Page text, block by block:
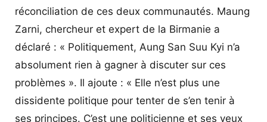
réconciliation de ces deux communautés. Maung
Zarni, chercheur et expert de la Birmanie a
déclaré : « Politiquement, Aung San Suu Kyi n’a
absolument rien à gagner à discuter sur ces
problèmes ». Il ajoute : « Elle n’est plus une
dissidente politique pour tenter de s’en tenir à
ses principes. C’est une politicienne et ses yeux